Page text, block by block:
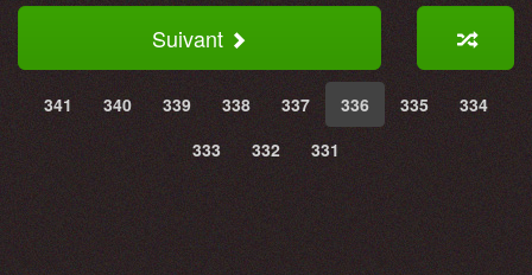
Suivant
341 340 339 338 337 336 335
334
333
332 331